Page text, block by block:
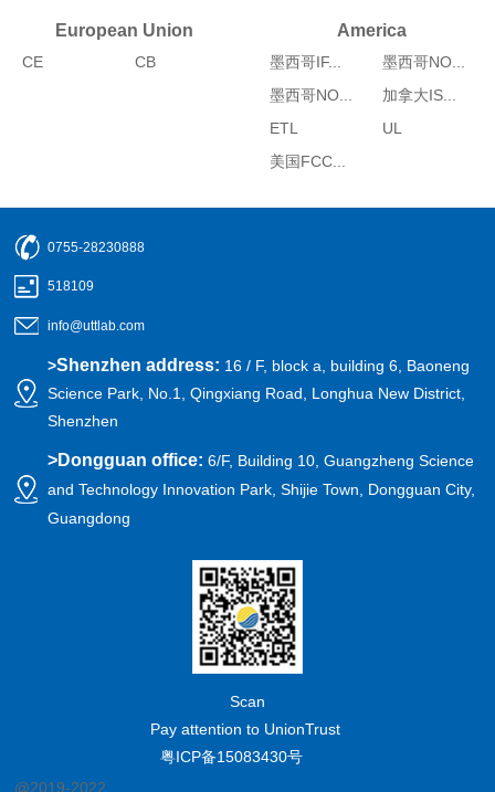
European Union
CE CB
America
墨西哥IF...
墨西哥NO...
墨西哥NO...
加拿大IS...
ETL
UL
美国FCC...
0755-28230888
518109
info@uttlab.com
>Shenzhen address: 16 / F, block a, building 6, Baoneng
Science Park, No.1, Qingxiang Road, Longhua New District,
Shenzhen
>Dongguan office:6/F, Building 10, Guangzheng Science
and Technology Innovation Park, Shijie Town, Dongguan City,
Guangdong
Scan
Pay attention to UnionTrust
粤ICP备15083430号
@2019-2022